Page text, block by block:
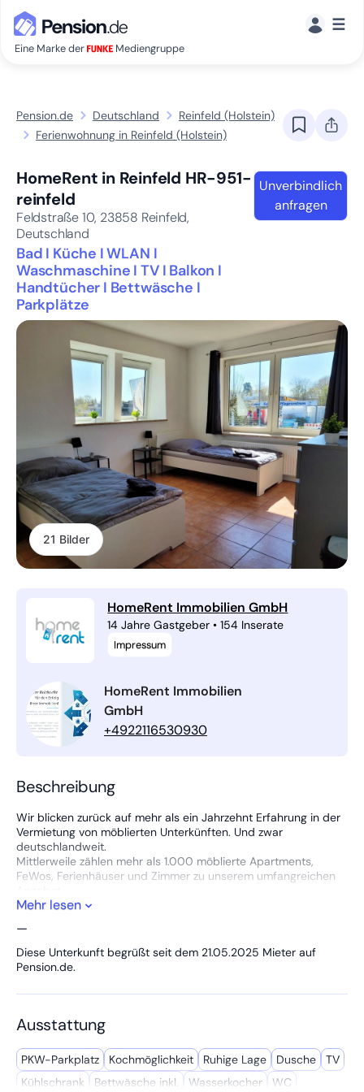
Eine Marke der Mediengruppe
☰
Pension.de Deutschland
Reinfeld (Holstein)
Ferienwohnung in Reinfeld (Holstein)
HomeRent in Reinfeld HR-951-
reinfeld
Feldstraße 10, 23858 Reinfeld,
Deutschland
Bad I Küche I WLAN I
Waschmaschine I TV I Balkon I
Handtücher I Bettwäsche I
Parkplätze
Unverbindlich
anfragen
21 Bilder
HomeRent Immobilien GmbH
14 Jahre Gastgeber • 154 Inserate
Impressum
HomeRent Immobilien
GmbH
+4922116530930
Beschreibung
Wir blicken zurück auf mehr als ein Jahrzehnt Erfahrung in der
Vermietung von möblierten Unterkünften. Und zwar
deutschlandweit.
Mittlerweile zählen mehr als 1.000 möblierte Apartments,
FeWos, Ferienhäuser und Zimmer zu unserem umfangreichen
Preise und Verfügbarkeiten:
Tagesaktuelle Preise und Verfügbarkeiten entnehmen Sie bitte
Einen entsprechenden Link finden Sie in den Kontaktdaten
Direktbuchung über unsere Homepage: 24 Stunden (siehe Link
in Kontaktdaten).
Wählen Sie dort die gewünschte Unterkunft, hinterlegen Sie
alle Infos im Anreiseformular und erhalten Sie zeitnah ein
Mehr lesen
—
Diese Unterkunft begrüßt seit dem 21.05.2025 Mieter auf
Pension.de.
Ausstattung
PKW-Parkplatz Kochmöglich­keit Ruhige Lage Dusche
TV
Kühl­schrank
Bettwäsche inkl. Wasserkocher
WC